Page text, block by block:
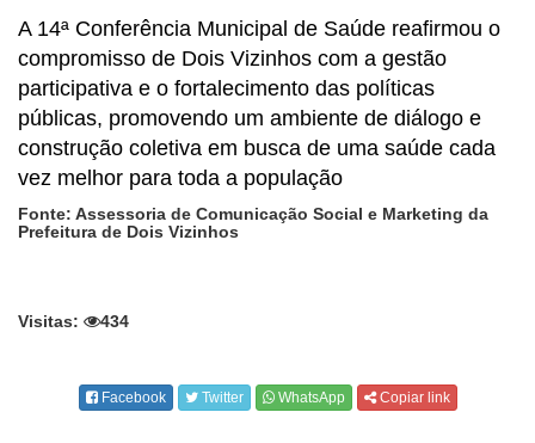
A 14ª Conferência Municipal de Saúde reafirmou o
compromisso de Dois Vizinhos com a gestão
participativa e o fortalecimento das políticas
públicas, promovendo um ambiente de diálogo e
construção coletiva em busca de uma saúde cada
vez melhor para toda a população
Fonte: Assessoria de Comunicação Social e Marketing da
Prefeitura de Dois Vizinhos
Visitas: 434
Facebook Twitter WhatsApp Copiar link